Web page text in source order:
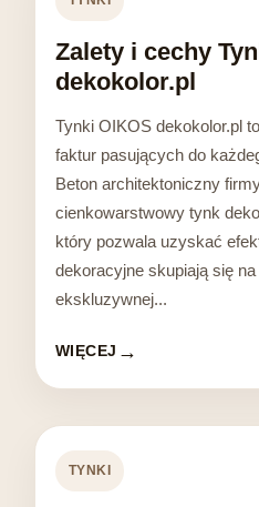
Zalety i cechy
dekokolor.pl
Tynki OIKOS dekokolor.pl
faktur pasujących do
Beton architektoniczny
cienkowarstwowy tynk
który pozwala uzyskać
dekoracyjne skupiają się
ekskluzywnej...
WIĘCEJ
TYNKI